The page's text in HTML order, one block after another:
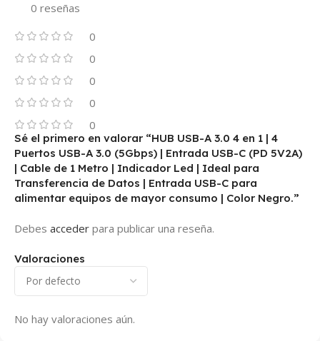
0 reseñas
0
0
0
0
0
Valoraciones
No hay valoraciones aún.
Sé el primero en valorar “HUB USB-A 3.0 4 en 1 | 4
Puertos USB-A 3.0 (5Gbps) | Entrada USB-C (PD 5V2A)
| Cable de 1 Metro | Indicador Led | Ideal para
Transferencia de Datos | Entrada USB-C para
alimentar equipos de mayor consumo | Color Negro.”
Debes acceder para publicar una reseña.